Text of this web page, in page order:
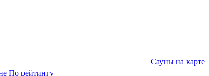
Сауны на карте
По рейтингу